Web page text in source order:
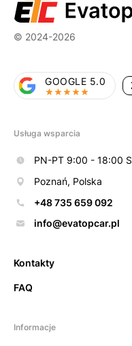
© 2024-2026
GOOGLE 5.0
Usługa wsparcia
PN-PT 9:00 - 18:00
Poznań, Polska
+48 735 659 092
info@evatopcar.pl
Kontakty
FAQ
Informacje